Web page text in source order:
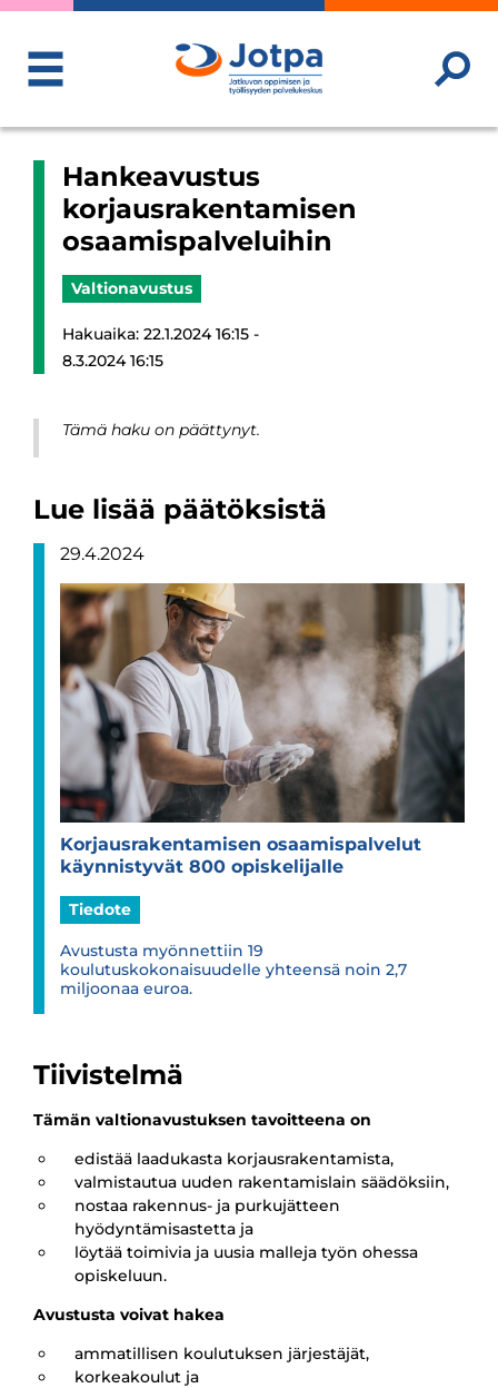
ToggleMenu
Hankeavustus
korjausrakentamisen
osaamispalveluihin
Valtionavustus
Hakuaika: 22.1.2024 16:15 -
8.3.2024 16:15
Tämä haku on päättynyt.
Lue lisää päätöksistä
29.4.2024
Kor­jaus­ra­ken­ta­mi­sen osaa­mis­pal­ve­lut
käyn­nis­ty­vät 800 opis­ke­li­jalle
Tiedote
Avustusta myönnettiin 19
koulutuskokonaisuudelle yhteensä noin 2,7
miljoonaa euroa.
Tiivistelmä
Tämän valtionavustuksen tavoitteena on
edistää laadukasta korjausrakentamista,
valmistautua uuden rakentamislain säädöksiin,
nostaa rakennus- ja purkujätteen
hyödyntämisastetta ja
löytää toimivia ja uusia malleja työn ohessa
opiskeluun.
Avustusta voivat hakea
ammatillisen koulutuksen järjestäjät,
korkeakoulut ja